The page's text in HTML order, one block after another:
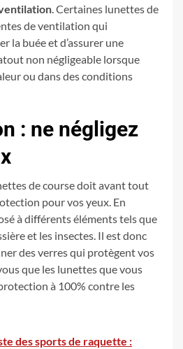
. Certaines lunettes de
de ventilation qui
la buée et d’assurer une
non négligeable lorsque
ou dans des conditions
: ne négligez
de course doit avant tout
pour vos yeux. En
à différents éléments tels que
et les insectes. Il est donc
des verres qui protègent vos
que les lunettes que vous
à 100% contre les
des sports de raquette :